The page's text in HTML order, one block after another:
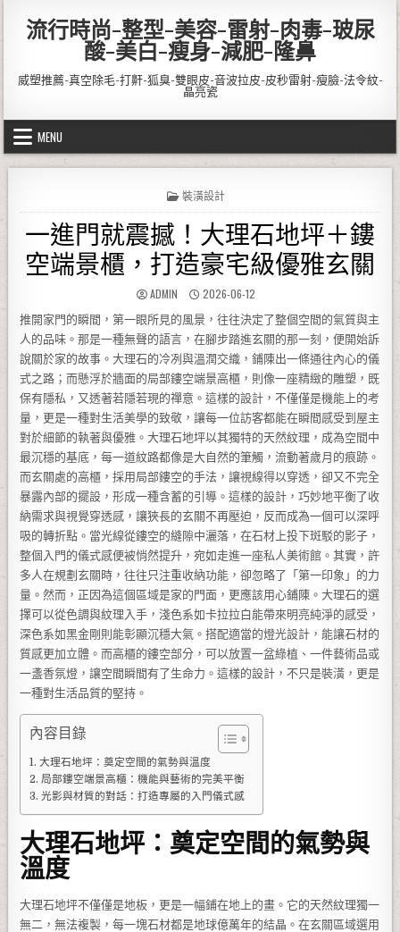
流行時尚-整型-美容-雷射-肉毒-玻尿
酸-美白-瘦身-減肥-隆鼻
威塑推薦-真空除毛-打鼾-狐臭-雙眼皮-音波拉皮-皮秒雷射-瘦臉-法令紋-
晶亮瓷
MENU
POSTED IN
裝潢設計
一進門就震撼！大理石地坪＋鏤
空端景櫃，打造豪宅級優雅玄關
AUTHOR:
ADMIN PUBLISHED DATE:
2026-06-12
推開家門的瞬間，第一眼所見的風景，往往決定了整個空間的氣質與主
人的品味。那是一種無聲的語言，在腳步踏進玄關的那一刻，便開始訴
說關於家的故事。大理石的冷冽與溫潤交織，鋪陳出一條通往內心的儀
式之路；而懸浮於牆面的局部鏤空端景高櫃，則像一座精緻的雕塑，既
保有隱私，又透著若隱若現的禪意。這樣的設計，不僅僅是機能上的考
量，更是一種對生活美學的致敬，讓每一位訪客都能在瞬間感受到屋主
對於細節的執著與優雅。大理石地坪以其獨特的天然紋理，成為空間中
最沉穩的基底，每一道紋路都像是大自然的筆觸，流動著歲月的痕跡。
而玄關處的高櫃，採用局部鏤空的手法，讓視線得以穿透，卻又不完全
暴露內部的擺設，形成一種含蓄的引導。這樣的設計，巧妙地平衡了收
納需求與視覺穿透感，讓狹長的玄關不再壓迫，反而成為一個可以深呼
吸的轉折點。當光線從鏤空的縫隙中灑落，在石材上投下斑駁的影子，
整個入門的儀式感便被悄然提升，宛如走進一座私人美術館。其實，許
多人在規劃玄關時，往往只注重收納功能，卻忽略了「第一印象」的力
量。然而，正因為這個區域是家的門面，更應該用心鋪陳。大理石的選
擇可以從色調與紋理入手，淺色系如卡拉拉白能帶來明亮純淨的感受，
深色系如黑金剛則能彰顯沉穩大氣。搭配適當的燈光設計，能讓石材的
質感更加立體。而高櫃的鏤空部分，可以放置一盆綠植、一件藝術品或
一盞香氛燈，讓空間瞬間有了生命力。這樣的設計，不只是裝潢，更是
一種對生活品質的堅持。
內容目錄
大理石地坪：奠定空間的氣勢與溫度
局部鏤空端景高櫃：機能與藝術的完美平衡
光影與材質的對話：打造專屬的入門儀式感
大理石地坪：奠定空間的氣勢與
溫度
大理石地坪不僅僅是地板，更是一幅鋪在地上的畫。它的天然紋理獨一
無二，無法複製，每一塊石材都是地球億萬年的結晶。在玄關區域選用